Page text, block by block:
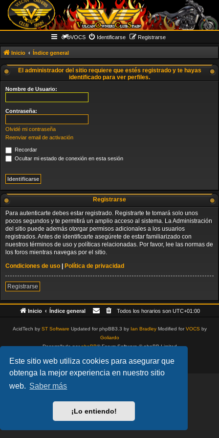
Este sitio web utiliza cookies para asegurar que
obtenga la mejor experiencia en nuestro sitio
web. Saber más
¡Lo entiendo!
VOCS Identificarse Registrarse
Inicio Índice general
El administrador del sitio requiere que estés registrado y te hayas
identificado para ver perfiles.
Nombre de Usuario:
Contraseña:
Olvidé mi contraseña
Reenviar email de activación
Recordar
Ocultar mi estado de conexión en esta sesión
Registrarse
Para autenticarte debes estar registrado. Registrarte te tomará solo unos
pocos segundos y te permitirá un amplio acceso al sistema. La Administración
del sitio puede además otorgar permisos adicionales a los usuarios
registrados. Antes de identificarte asegúrete de estar familiarizado con
nuestros términos de uso y políticas relacionadas. Por favor, lee las normas de
los foros mientras navegas por el sitio.
Condiciones de uso
Política de privacidad
Registrarse
Inicio Índice general Todos los horarios son UTC+01:00
AcidTech by ST Software Updated for phpBB3.3 by Ian BradleyModified forVOCSby
Goliardo
Desarrollado porphpBB® Forum Software © phpBB Limited
Privacidad| Condiciones